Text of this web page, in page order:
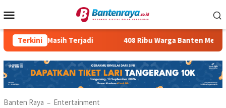
ke
Mobile
Terkini
Masih Terjadi 408 Ribu Warga Banten Menganggur
Banten Raya – Entertainment